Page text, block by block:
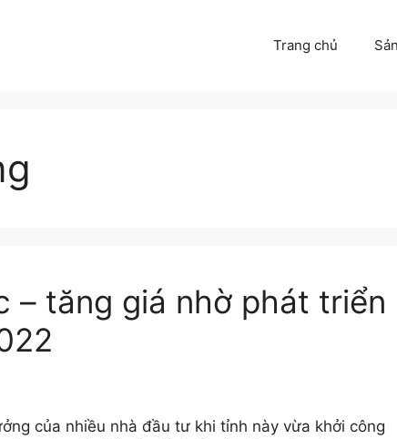
Trang chủ
– tăng giá nhờ phát triển
của nhiều nhà đầu tư khi tỉnh này vừa khởi công